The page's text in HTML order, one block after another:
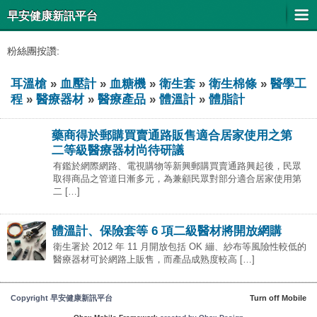
早安健康新訊平台
粉絲團按讚:
耳溫槍» 血壓計» 血糖機 » 衛生套 » 衛生棉條 » 醫學工
程 » 醫療器材» 醫療產品 » 體溫計» 體脂計
藥商得於郵購買賣通路販售適合居家使用之第
二等級醫療器材尚待研議
有鑑於網際網路、電視購物等新興郵購買賣通路興起後，民眾
取得商品之管道日漸多元，為兼顧民眾對部分適合居家使用第
二 […]
體溫計、保險套等 6 項二級醫材將開放網購
衛生署於 2012 年 11 月開放包括 OK 繃、紗布等風險性較低的
醫療器材可於網路上販售，而產品成熟度較高 […]
Copyright 早安健康新訊平台 Turn off Mobile